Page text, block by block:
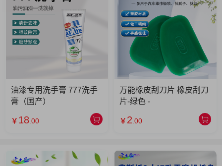
油漆专用洗手膏 777洗手
膏（国产）
￥ 18 .00
万能橡皮刮刀片 橡皮刮刀
片-绿色 -
￥ 2 .00